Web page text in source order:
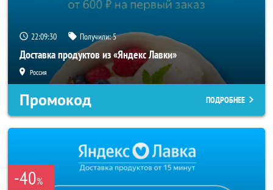
22:09:30 Получили:5
Доставка продуктов из «Яндекс Лавки»
Россия
Промокод ПОДРОБНЕЕ
-40%